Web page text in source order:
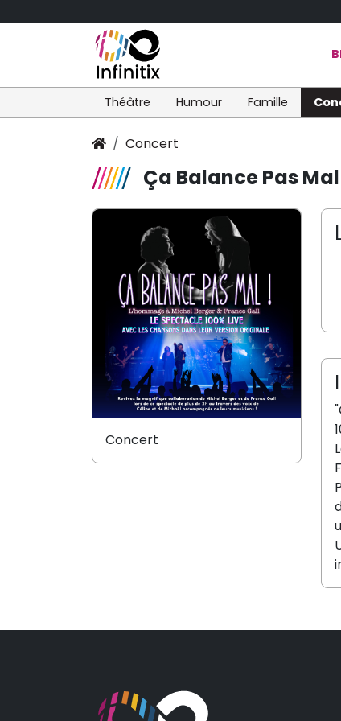
Théâtre Humour Famille
Concert
Ça Balance Pas
Concert